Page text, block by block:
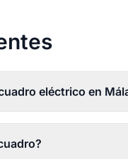
eléctrico en